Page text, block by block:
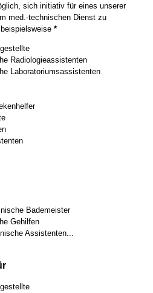
sich initiativ für eines unserer
med.-technischen Dienst zu
*
Radiologieassistenten
Laboratoriumsassistenten
Bademeister
Gehilfen
Assistenten...